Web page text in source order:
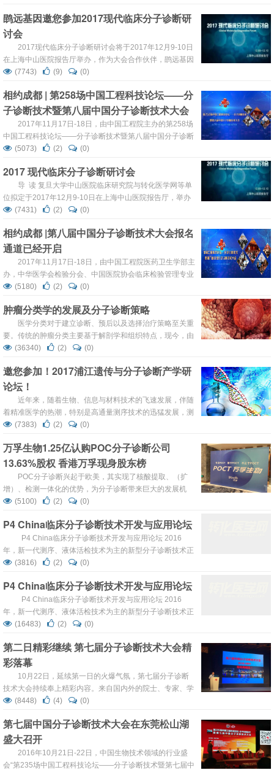
诊断开发、疾病特异性分子诊断、生物标记物的药物研发、
市场与法规。紧扣研究热点，并与临床紧密结合，为参会者
提供更多最具实践价值的精彩专题。此次会议将邀请...
鹍远基因邀您参加2017现代临床分子诊断研
讨会
2017现代临床分子诊断研讨会将于2017年12月9-10日
在上海中山医院报告厅举办，作为大会合作伙伴，鹍远基因
邀您参与。 本次会议将主要聚焦：生物标记物、诊治靶分子
疾病特异性分子诊断、生物标记物的药物研发、市场与法
规。紧扣研究热点，并与临床紧密结合，为参会者提供更多
最具实践价值的精彩专题。此次会议...
(7743) (9) (0)
相约成都 | 第258场中国工程科技论坛——分
子诊断技术暨第八届中国分子诊断技术大会
将在成都温江召开
2017年11月17日-18日，由中国工程院主办的第258场
中国工程科技论坛——分子诊断技术暨第八届中国分子诊断
技术大会将在成都温江召开。 中国分子诊断技术大会立足于
(5073) (2) (0)
2017 现代临床分子诊断研讨会
导 读 复旦大学中山医院临床研究院与转化医学网等单
位拟定于2017年12月9-10日在上海中山医院报告厅，举办
2017现代临床分子诊断研讨会。聚焦：生物标记物、诊治
开发、疾病特异性分子诊断、生物标记物的药物研...
(7431) (2) (0)
相约成都 |第八届中国分子诊断技术大会报名
通道已经开启
2017年11月17日-18日，由中国工程院医药卫生学部主
办，中华医学会检验分会、中国医院协会临床检验管理专业
委员会、中国医师协会检验医师分会、全国生物芯片标准化
协办的第八届中国分子诊断技术大会将在成都温江召开。 ...
(5180) (2) (0)
肿瘤分类学的发展及分子诊断策略
医学分类对于建立诊断、预后以及选择治疗策略至关重
要。传统的肿瘤分类主要基于解剖学和组织特点，现今，由
于分子生物学和基因测序等技术的发展，肿瘤驱动基因的发
这一转变带来的是肿瘤分类学和治疗模式的转变，而基于分
子分型的肿瘤分类使患者分层接受最优的靶向治疗，这就是
精准医学的核心思路。 肺癌是率先实现精准医疗的癌种。
2004...
(36340) (2) (0)
邀您参加！2017浦江遗传与分子诊断产学研
论坛！
近年来，随着生物、信息与材料技术的飞速发展，伴随
着精准医学的热潮，特别是高通量测序技术的迅猛发展，测
序成本的持续下降，遗传学及分子诊断技术已经成为当今医
一。其临床应用涵盖了遗传性疾病、肿瘤、微生物感染、产
前诊断、代谢性疾病等诸多领域。有理由相信在可以预见的
未来，分子诊断及其相关技术将形成医疗技术革命的又一次
浪潮，突破传统医疗模式的窠臼，彻底...
(7383) (2) (0)
万孚生物1.25亿认购POC分子诊断公司
13.63%股权 香港万孚现身股东榜
POC分子诊断兴起于欧美，其实现了核酸提取、（扩
增）、检测一体化的优势，为分子诊断带来巨大的发展机
会，也在国内分级诊疗大潮下获得“万孚生物 ”的青睐。 万孚
万孚 拟以银行贷款的方式，认购Atlas Genetics Ltd公司 新
增发行的71845股D轮优先股股份，交易价格为每股...
(5100) (2) (0)
P4 China临床分子诊断技术开发与应用论坛
P4 China临床分子诊断技术开发与应用论坛 2016
年，新一代测序、液体活检技术为主的新型分子诊断技术正
在逐步进入临床实践，并得到了空前的发展，然而其在产品
验室的操作规范、试剂开发的质控规范、样本来源及处理规
范、临床指导的解读规范等亟待设立标准，建立各学科领域
的行业共识。 定于12月17-18...
(3816) (2) (0)
P4 China临床分子诊断技术开发与应用论坛
P4 China临床分子诊断技术开发与应用论坛 2016
年，新一代测序、液体活检技术为主的新型分子诊断技术正
在逐步进入临床实践，并得到了空前的发展，然而其在产品
验室的操作规范、试剂开发的质控规范、样本来源及处理规
范、临床指导的解读规范等亟待设立标准，建立各学科领域
的行业共识。 定于12月17-18...
(16483) (2) (0)
第二日精彩继续 第七届分子诊断技术大会精
彩落幕
10月22日，延续第一日的火爆气氛，第七届分子诊断
技术大会持续奉上精彩内容。来自国内外的院士、专家、学
者和企业代表聚焦遗传及出生缺陷分子诊断、肿瘤分子诊断
陷一直是困扰我国国民健康的大问题。据统计数据显示，在
单独两孩政策实施前，我国平均每年有90万的新生儿有缺陷
性疾病，随着全面二孩政策的落地，这一数据将呈上升趋
势。 ...
(8448) (4) (0)
第七届中国分子诊断技术大会在东莞松山湖
盛大召开
2016年10月21日-22日，中国生物技术领域的行业盛
会“第235场中国工程科技论坛——分子诊断技术暨第七届中